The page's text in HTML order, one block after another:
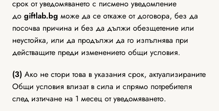
срок от уведомяването с писмено уведомление
до giftlab.bg може да се откаже от договора, без да
посочва причина и без да дължи обезщетение или
неустойка, или да продължи да го изпълнява при
действащите преди изменението общи условия.
(3) Ако не стори това в указания срок, актуализираните
Общи условия влизат в сила и спрямо потребителя
след изтичане на 1 месец от уведомяването.